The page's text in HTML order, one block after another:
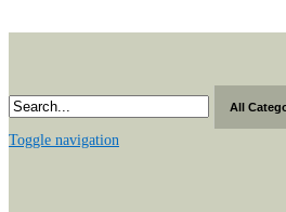
content
Toggle navigation